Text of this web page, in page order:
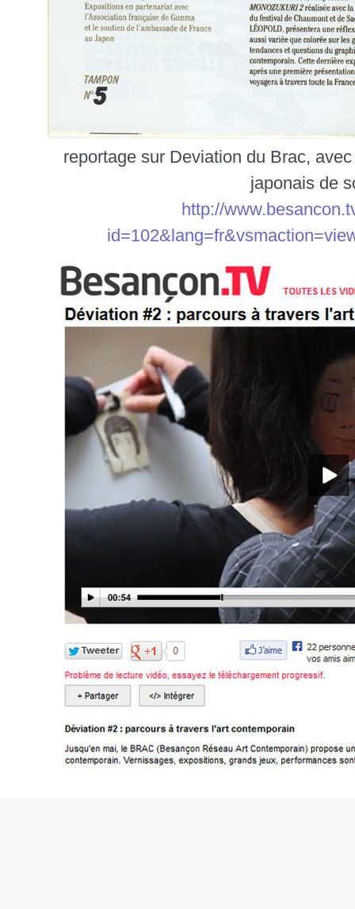
reportage sur Deviation du Brac,
japonais de
http://